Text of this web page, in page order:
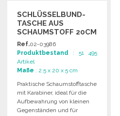
SCHLÜSSELBUND-
TASCHE AUS
SCHAUMSTOFF 20CM
ZU
GROSSHANDELSPREISEN
Ref.02-03986
Produktbestand : 51 495
Artikel
Maße : 2.5 x 20 x 5 cm
Praktische Schaumstofftasche
mit Karabiner, ideal für die
Aufbewahrung von kleinen
Gegenständen und für